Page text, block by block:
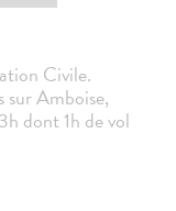
Civile.
sur Amboise,
dont 1h de vol